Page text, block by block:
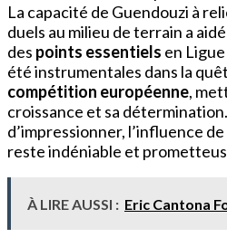
La capacité de Guendouzi à
duels au milieu de terrain a
des points essentiels en
été instrumentales dans la
compétition européenne,
croissance et sa
d’impressionner, l’influence
reste indéniable et
À LIRE AUSSI : Eric Cantona